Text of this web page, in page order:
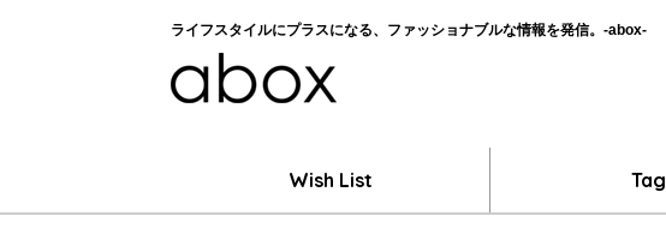
ライフスタイルにプラスになる、ファッショナブルな情報を発信。-abox-
Wish List Tag